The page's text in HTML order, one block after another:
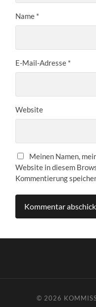
Name *
E-Mail-Adresse *
Website
Meinen Namen,
Website in diesem
Kommentierung
© 2026